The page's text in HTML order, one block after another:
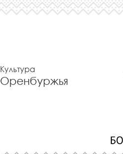
Культура
Оренбуржья